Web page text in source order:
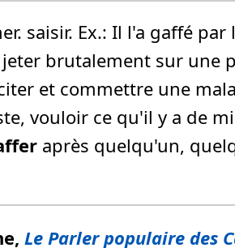
saisir. Ex.: Il l'a gaffé par
brutalement sur une
et commettre une
vouloir ce qu'il y a de
après quelqu'un,
Le Parler populaire des